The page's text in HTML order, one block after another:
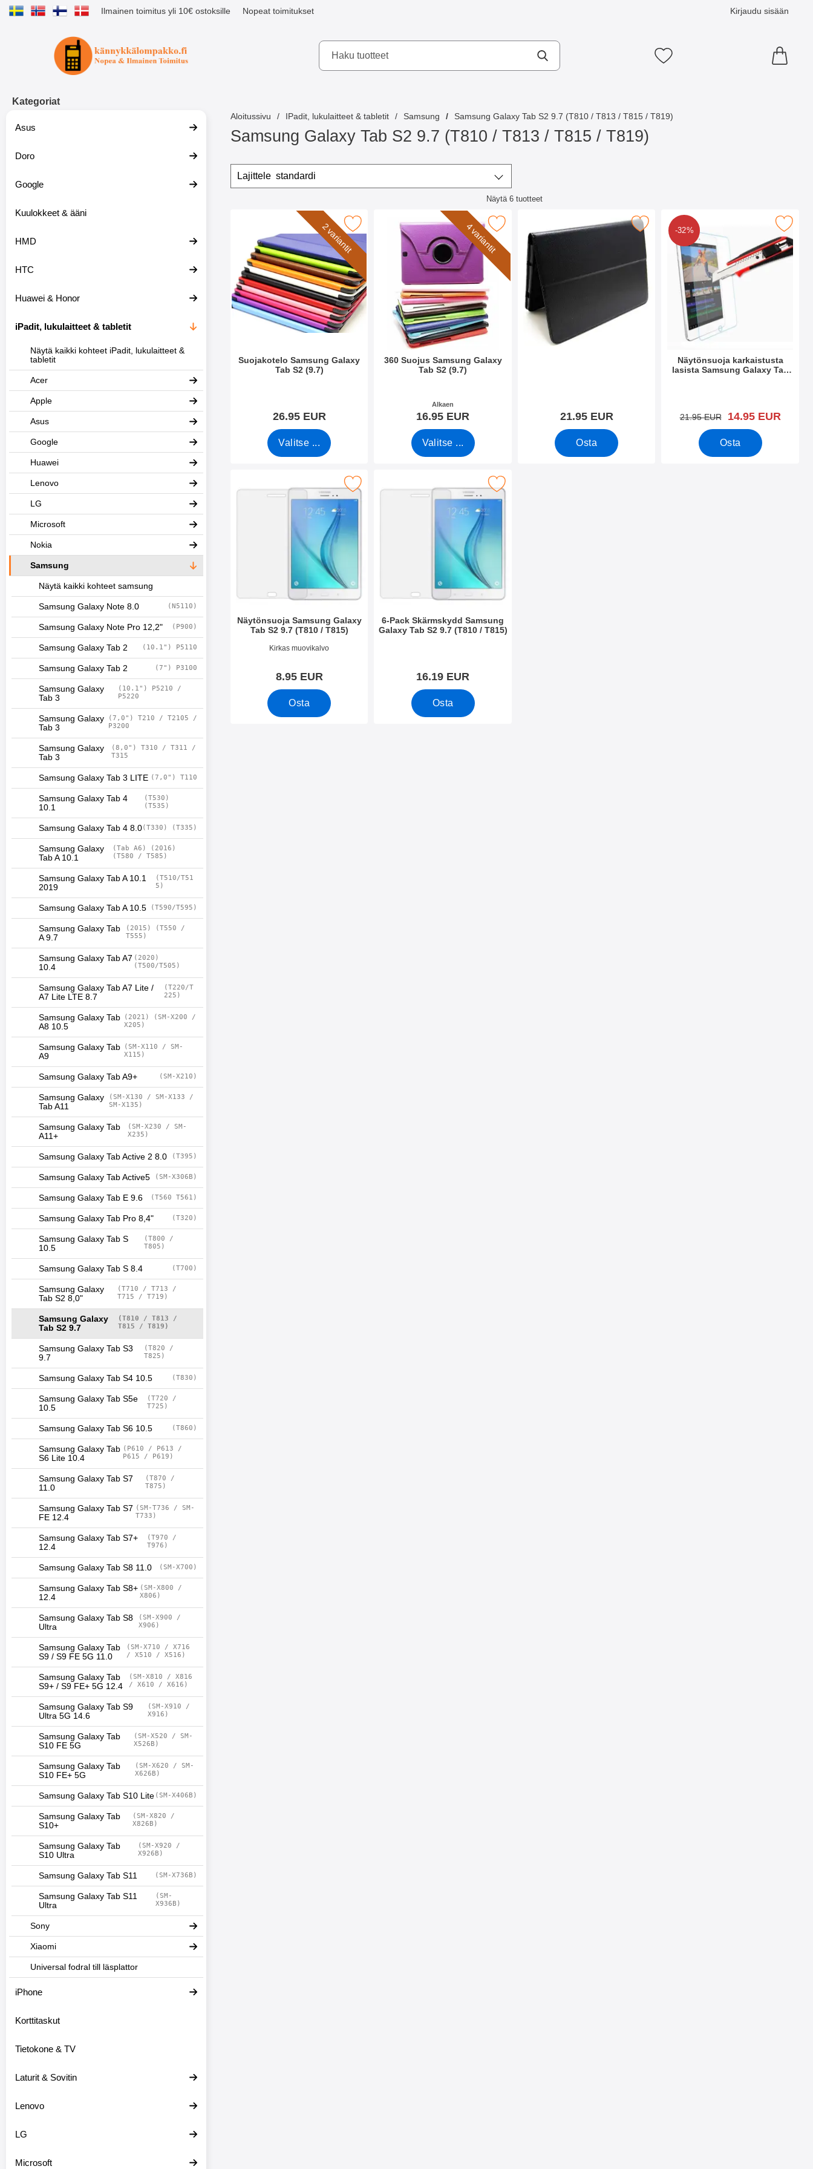
Ilmainen toimitus yli 10€ ostoksille Nopeat toimitukset Kirjaudu sisään
Ostoskori laajennettu Tibro billiga mobilskydd AB Suosikkini
Kategoriat
Asus
Doro
Google
Kuulokkeet & ääni
HMD
HTC
Huawei & Honor
iPadit, lukulaitteet & tabletit
Näytä kaikki kohteet iPadit, lukulaitteet &
tabletit
Acer
Apple
Asus
Google
Huawei
Lenovo
LG
Microsoft
Nokia
Samsung
Näytä kaikki kohteet samsung
Samsung Galaxy Note 8.0 (N5110)
Samsung Galaxy Note Pro 12,2" (P900)
Samsung Galaxy Tab 2 (10.1") P5110
Samsung Galaxy Tab 2 (7") P3100
Samsung Galaxy
Tab 3
(10.1") P5210 /
P5220
Samsung Galaxy
Tab 3
(7,0") T210 / T2105 /
P3200
Samsung Galaxy
Tab 3
(8,0") T310 / T311 /
T315
Samsung Galaxy Tab 3 LITE (7,0") T110
Samsung Galaxy Tab 4
10.1
(T530)
(T535)
Samsung Galaxy Tab 4 8.0(T330) (T335)
Samsung Galaxy
Tab A 10.1
(Tab A6) (2016)
(T580 / T585)
Samsung Galaxy Tab A 10.1
2019
(T510/T51
5)
Samsung Galaxy Tab A 10.5 (T590/T595)
Samsung Galaxy Tab
A 9.7
(2015) (T550 /
T555)
Samsung Galaxy Tab A7
10.4
(2020)
(T500/T505)
Samsung Galaxy Tab A7 Lite /
A7 Lite LTE 8.7
(T220/T
225)
Samsung Galaxy Tab
A8 10.5
(2021) (SM-X200 /
X205)
Samsung Galaxy Tab
A9
(SM-X110 / SM-
X115)
Samsung Galaxy Tab A9+ (SM-X210)
Samsung Galaxy
Tab A11
(SM-X130 / SM-X133 /
SM-X135)
Samsung Galaxy Tab
A11+
(SM-X230 / SM-
X235)
Samsung Galaxy Tab Active 2 8.0 (T395)
Samsung Galaxy Tab Active5 (SM-X306B)
Samsung Galaxy Tab E 9.6 (T560 T561)
Samsung Galaxy Tab Pro 8,4" (T320)
Samsung Galaxy Tab S
10.5
(T800 /
T805)
Samsung Galaxy Tab S 8.4 (T700)
Samsung Galaxy
Tab S2 8,0"
(T710 / T713 /
T715 / T719)
Samsung Galaxy
Tab S2 9.7
(T810 / T813 /
T815 / T819)
Samsung Galaxy Tab S3
9.7
(T820 /
T825)
Samsung Galaxy Tab S4 10.5 (T830)
Samsung Galaxy Tab S5e
10.5
(T720 /
T725)
Samsung Galaxy Tab S6 10.5 (T860)
Samsung Galaxy Tab
S6 Lite 10.4
(P610 / P613 /
P615 / P619)
Samsung Galaxy Tab S7
11.0
(T870 /
T875)
Samsung Galaxy Tab S7
FE 12.4
(SM-T736 / SM-
T733)
Samsung Galaxy Tab S7+
12.4
(T970 /
T976)
Samsung Galaxy Tab S8 11.0 (SM-X700)
Samsung Galaxy Tab S8+
12.4
(SM-X800 /
X806)
Samsung Galaxy Tab S8
Ultra
(SM-X900 /
X906)
Samsung Galaxy Tab
S9 / S9 FE 5G 11.0
(SM-X710 / X716
/ X510 / X516)
Samsung Galaxy Tab
S9+ / S9 FE+ 5G 12.4
(SM-X810 / X816
/ X610 / X616)
Samsung Galaxy Tab S9
Ultra 5G 14.6
(SM-X910 /
X916)
Samsung Galaxy Tab
S10 FE 5G
(SM-X520 / SM-
X526B)
Samsung Galaxy Tab
S10 FE+ 5G
(SM-X620 / SM-
X626B)
Samsung Galaxy Tab S10 Lite (SM-X406B)
Samsung Galaxy Tab
S10+
(SM-X820 /
X826B)
Samsung Galaxy Tab
S10 Ultra
(SM-X920 /
X926B)
Samsung Galaxy Tab S11 (SM-X736B)
Samsung Galaxy Tab S11
Ultra
(SM-
X936B)
Sony
Xiaomi
Universal fodral till läsplattor
iPhone
Korttitaskut
Tietokone & TV
Laturit & Sovitin
Lenovo
LG
Microsoft
Aloitussivu IPadit, lukulaitteet & tabletit Samsung Samsung Galaxy Tab S2 9.7 (T810 / T813 / T815 / T819)
Samsung Galaxy Tab S2 9.7 (T810 / T813 / T815 / T819)
i
r
s
i
i
i
m
Suodata/lajittele
standardi
Näytä6tuotteet
tuotelista
2 variantit
Suojakotelo Samsung Galaxy
Tab S2 (9.7)
26.95 EUR
Valitse ...
Merkitse suojakotelo Samsung Galaxy Tab S2 (9.7) suosikiksi
4 variantit
360 Suojus Samsung Galaxy
Tab S2 (9.7)
Alkaen
16.95 EUR
Valitse ...
Merkitse 360 Suojus Samsung Galaxy Tab S2 (9.7) suosikiksi
21.95 EUR
Osta
Merkitse suosikiksi
-32%
Näytönsuoja karkaistusta
lasista Samsung Galaxy Tab
vanha hinta
21.95 EUR uusi hinta
14.95 EUR
Osta
Merkitse näytönsuoja karkaistusta lasista
Näytönsuoja Samsung Galaxy
Tab S2 9.7 (T810 / T815)
Tuote.nro 15072
Kirkas muovikalvo
8.95 EUR
Osta
Merkitse näytönsuoja Samsung Galaxy Tab S2 9.7 (T810 / T815) suosikiksi
6-Pack Skärmskydd Samsung
Galaxy Tab S2 9.7 (T810 / T815)
16.19 EUR
Osta
Merkitse 6-Pack Skärmskydd Samsung Galaxy Tab S2 9.7 (T810 / T815) suosikiksi